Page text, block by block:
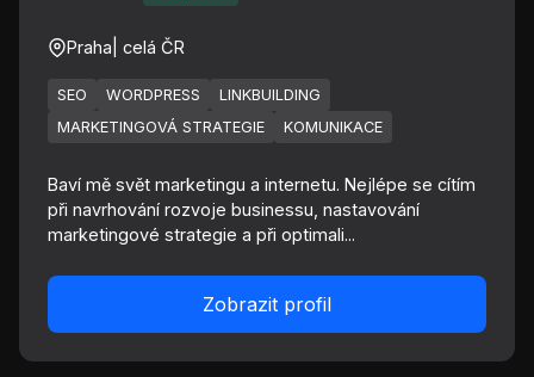
Praha | celá ČR
SEO WORDPRESS
LINKBUILDING
MARKETINGOVÁ STRATEGIE
KOMUNIKACE
Baví mě svět marketingu a internetu. Nejlépe se cítím
při navrhování rozvoje businessu, nastavování
marketingové strategie a při optimali...
Zobrazit profil